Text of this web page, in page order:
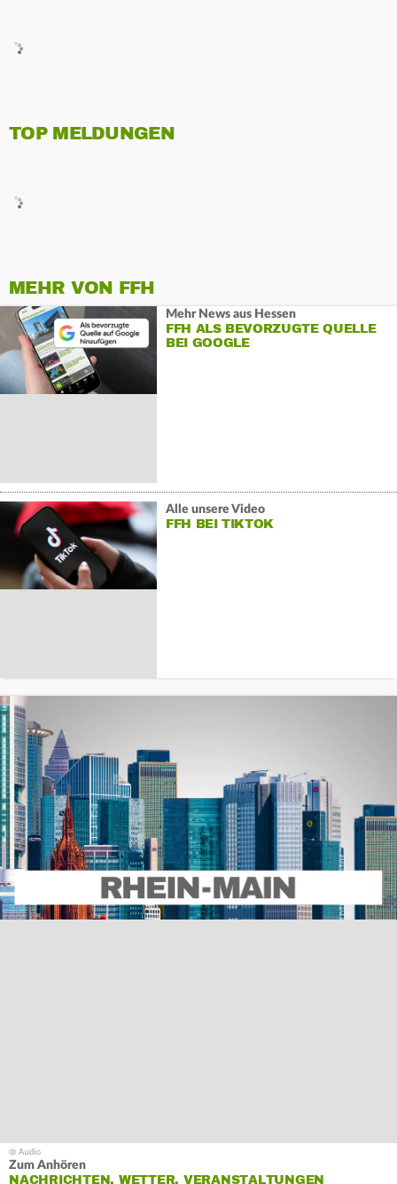
TOP MELDUNGEN
MEHR VON FFH
Mehr News aus Hessen
FFH ALS BEVORZUGTE QUELLE
BEI GOOGLE
Alle unsere Video
FFH BEI TIKTOK
Zum Anhören
NACHRICHTEN, WETTER, VERANSTALTUNGEN